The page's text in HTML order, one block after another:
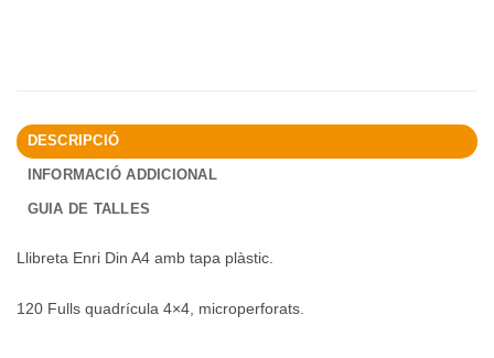
DESCRIPCIÓ
INFORMACIÓ ADDICIONAL
GUIA DE TALLES
Llibreta Enri Din A4 amb tapa plàstic.
120 Fulls quadrícula 4×4, microperforats.